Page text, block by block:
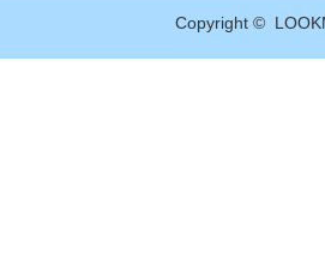
Copyright ©